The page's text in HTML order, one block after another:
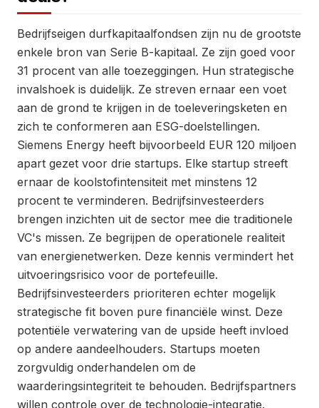
Bedrijfseigen durfkapitaalfondsen zijn nu de grootste
enkele bron van Serie B-kapitaal. Ze zijn goed voor
31 procent van alle toezeggingen. Hun strategische
invalshoek is duidelijk. Ze streven ernaar een voet
aan de grond te krijgen in de toeleveringsketen en
zich te conformeren aan ESG-doelstellingen.
Siemens Energy heeft bijvoorbeeld EUR 120 miljoen
apart gezet voor drie startups. Elke startup streeft
ernaar de koolstofintensiteit met minstens 12
procent te verminderen. Bedrijfsinvesteerders
brengen inzichten uit de sector mee die traditionele
VC's missen. Ze begrijpen de operationele realiteit
van energienetwerken. Deze kennis vermindert het
uitvoeringsrisico voor de portefeuille.
Bedrijfsinvesteerders prioriteren echter mogelijk
strategische fit boven pure financiële winst. Deze
potentiële verwatering van de upside heeft invloed
op andere aandeelhouders. Startups moeten
zorgvuldig onderhandelen om de
waarderingsintegriteit te behouden. Bedrijfspartners
willen controle over de technologie-integratie.